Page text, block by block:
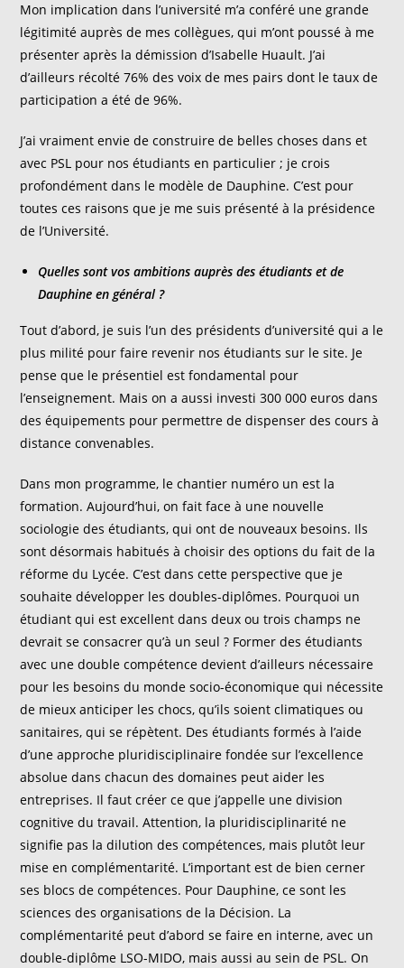
Mon implication dans l’université m’a conféré une grande
légitimité auprès de mes collègues, qui m’ont poussé à me
présenter après la démission d’Isabelle Huault. J’ai
d’ailleurs récolté 76% des voix de mes pairs dont le taux de
participation a été de 96%.
J’ai vraiment envie de construire de belles choses dans et
avec PSL pour nos étudiants en particulier ; je crois
profondément dans le modèle de Dauphine. C’est pour
toutes ces raisons que je me suis présenté à la présidence
de l’Université.
Quelles sont vos ambitions auprès des étudiants et de
Dauphine en général ?
Tout d’abord, je suis l’un des présidents d’université qui a le
plus milité pour faire revenir nos étudiants sur le site. Je
pense que le présentiel est fondamental pour
l’enseignement. Mais on a aussi investi 300 000 euros dans
des équipements pour permettre de dispenser des cours à
distance convenables.
Dans mon programme, le chantier numéro un est la
formation. Aujourd’hui, on fait face à une nouvelle
sociologie des étudiants, qui ont de nouveaux besoins. Ils
sont désormais habitués à choisir des options du fait de la
réforme du Lycée. C’est dans cette perspective que je
souhaite développer les doubles-diplômes. Pourquoi un
étudiant qui est excellent dans deux ou trois champs ne
devrait se consacrer qu’à un seul ? Former des étudiants
avec une double compétence devient d’ailleurs nécessaire
pour les besoins du monde socio-économique qui nécessite
de mieux anticiper les chocs, qu’ils soient climatiques ou
sanitaires, qui se répètent. Des étudiants formés à l’aide
d’une approche pluridisciplinaire fondée sur l’excellence
absolue dans chacun des domaines peut aider les
entreprises. Il faut créer ce que j’appelle une division
cognitive du travail. Attention, la pluridisciplinarité ne
signifie pas la dilution des compétences, mais plutôt leur
mise en complémentarité. L’important est de bien cerner
ses blocs de compétences. Pour Dauphine, ce sont les
sciences des organisations de la Décision. La
complémentarité peut d’abord se faire en interne, avec un
double-diplôme LSO-MIDO, mais aussi au sein de PSL. On